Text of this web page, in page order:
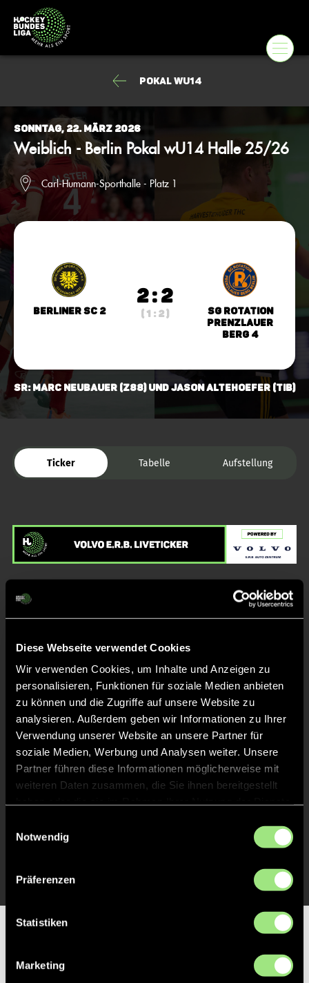
Diese Webseite verwendet Cookies
Wir verwenden Cookies, um Inhalte und Anzeigen zu
personalisieren, Funktionen für soziale Medien anbieten
zu können und die Zugriffe auf unsere Website zu
analysieren. Außerdem geben wir Informationen zu Ihrer
Verwendung unserer Website an unsere Partner für
soziale Medien, Werbung und Analysen weiter. Unsere
Partner führen diese Informationen möglicherweise mit
weiteren Daten zusammen, die Sie ihnen bereitgestellt
Notwendig
Präferenzen
Statistiken
Marketing
Pokal wU14
Sonntag, 22. März 2026
Weiblich - Berlin Pokal wU14 Halle 25/26
Carl-Humann-Sporthalle - Platz 1
Berliner SC 2
2 : 2
( 1 : 2 )
SG Rotation
Prenzlauer
Berg 4
SR: Marc Neubauer (Z88) und Jason Altehoefer (TiB)
Ticker Tabelle Aufstellung
Liveticker
Abpfiff
Spiel beendet
13' TOR 2:2, FELDTOR
2' TOR 1:2, FELDTOR
1' TOR 1:1, FELDTOR